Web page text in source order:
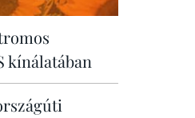
kínálatában